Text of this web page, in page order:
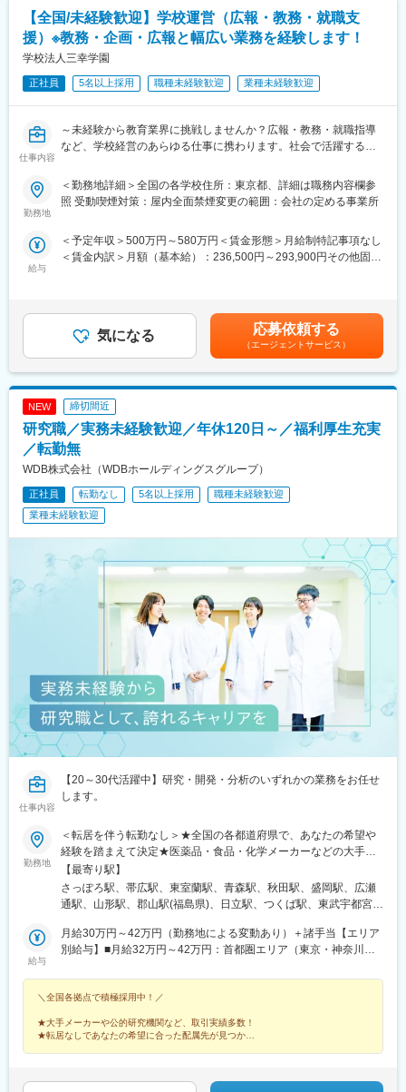
【全国/未経験歓迎】学校運営（広報・教務・就職支
援）※教務・企画・広報と幅広い業務を経験します！
学校法人三幸学園
正社員 5名以上採用 職種未経験歓迎 業種未経験歓迎
仕事内容
～未経験から教育業界に挑戦しませんか？広報・教務・就職指導
など、学校経営のあらゆる仕事に携わります。社会で活躍する人
＜＜想定勤務地：全国の専門学校／高校／大学／地域広報室での
勤務になります＞＞
「北海道、宮城県、群馬県、栃木県、茨城県、埼玉県、東京都、
奈良県、広島県、福岡県、熊本県、沖縄県」
という方でも大歓迎です！】
＜＜業務内容＞＞
介護福祉士/保育士/医療秘書/歯科アシスタント/スポーツインスト
ラクター/ウェディングプランナー/美容師/ネイリスト/栄養士/調理
師/パティシエなど、幅広い業態に渡り「その道のプロ」を目指す
生徒たちが在籍している学校に勤務。生徒の「夢」を叶えるため
に、クラス担任として以下の業務をお任せします。
【教務】＊実務の指導は専門の講師が担当します
●クラス担任、HR(連絡事項の共有、出欠管理、生徒面談など)
●実習指導(パソコンやプレゼンテーション、就職指導などの授業)
＊生徒は一クラスあたり約30～40名です
【行事運営】
●学内イベントの企画(姉妹校合同の体育祭などの運営・進行管理)
●運営補助
【就職サポート】
●企業訪問(生徒の希望にかなう企業の求人を開拓)
●オープンキャンパスの企画・運営(来校者への説明など)
●地方での学校説明会
●DM発送(入学者が増えるような施策を実施)
【産官学連携】
教員として産官学連携の架け橋となって頂きます！
三幸学園では産官学連携を推進しています。
生徒の活躍の場を広げるべく、様々な業界や地域との連携の架け
橋となっていただきます。
＜＜ナショナル職のみの追加手当＞＞
・広域転勤手当：給与等級に比例し支給率は上がっていきます。※
・転勤、引っ越し費用は全額会社負担。（規程による）
・社宅借り上げ制度※家賃の50％は会社負担。（規程による）
・ブラッシュアップ休暇
変更の範囲：会社の定める業務
勤務地
＜勤務地詳細＞全国の各学校住所：東京都、詳細は職務内容欄参
照 受動喫煙対策：屋内全面禁煙変更の範囲：会社の定める事業所
給与
＜予定年収＞500万円～580万円＜賃金形態＞月給制特記事項なし
＜賃金内訳＞月額（基本給）：236,500円～293,900円その他固定
ル年収例年収610万円～／リーダー1年目年収690万円～／サブマ
ネージャー1年目※全国転勤に伴う広域転勤手当の支給がございま
す（月額40,300～51,500円）賃金はあくまでも目安の金額であ
り、選考を通じて上下する可能性があります。月給(月額)は固定手
当を含めた表記です。
気になる 応募依頼する
（エージェントサービス）
NEW 締切間近
研究職／実務未経験歓迎／年休120日～／福利厚生充実
／転勤無
WDB株式会社（WDBホールディングスグループ）
正社員 転勤なし 5名以上採用
職種未経験歓迎
業種未経験歓迎
仕事内容
【20～30代活躍中】研究・開発・分析のいずれかの業務をお任せ
します。
勤務地
＜転居を伴う転勤なし＞★全国の各都道府県で、あなたの希望や
経験を踏まえて決定★医薬品・食品・化学メーカーなどの大手企
業・地元優良企業や、有名大学、公的研究機関のラボで、ご希望
とご経験を踏まえ、ご活躍いただきます。◆あなたのご希望の職
種、勤務地などをお伺いして配属先を選定します。◆現住所、も
先＞北海道・東北・首都圏・北関東・東海・北信越・関西・中
国・四国・九州の各都道府県※受動喫煙対策：屋内禁煙※自動車通
【最寄り駅】
さっぽろ駅、帯広駅、東室蘭駅、青森駅、秋田駅、盛岡駅、広瀬
通駅、山形駅、郡山駅(福島県)、日立駅、つくば駅、東武宇都宮
成千葉駅、五井駅、根津駅、立川北駅、大手町駅(東京都)、町田
駅、京急川崎駅、桜木町駅、平塚駅、新潟駅、春日山駅、松本
多半田駅、新川駅(愛知県)、名古屋駅、あすなろう四日市駅、彦根
駅、草津駅(滋賀県)、烏丸駅、近鉄奈良駅、茨木駅、千里中央駅
(大阪モノレール)、大阪駅、堺東駅、和歌山駅、三田駅(兵庫県)、
三宮・花時計前駅、西神中央駅、明石駅、加古川駅、姫路駅、播
駅、徳山駅、宇部新川駅、堀詰駅、徳島駅、片原町駅(香川県)、新
給与
月給30万円～42万円（勤務地による変動あり）＋諸手当【エリア
別給与】■月給32万円～42万円：首都圏エリア（東京・神奈川・
リア（大阪府・京都府・兵庫・奈良・滋賀・和歌山）■月給31万
円～41万円：北関東エリア（茨城・群馬・栃木）、北信越エリア
（富山・石川・福井・長野・新潟・山梨）■月給30万円～40万
円：北海道・東北エリア（北海道・青森・秋田・岩手・宮城・山
本・大分・佐賀・宮崎・鹿児島・沖縄）※ご経験・能力などを考慮
＼全国各拠点で積極採用中！／
★大手メーカーや公的研究機関など、取引実績多数！
★転居なしであなたの希望に合った配属先が見つかる